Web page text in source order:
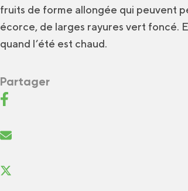
fruits de forme allongée qui peuvent
écorce, de larges rayures vert foncé.
quand l’été est chaud.
Partager